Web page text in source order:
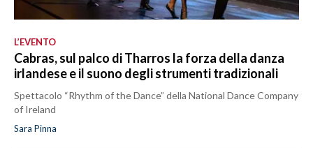
L’EVENTO
Cabras, sul palco di Tharros la forza della danza
irlandese e il suono degli strumenti tradizionali
Spettacolo “Rhythm of the Dance” della National Dance Company
of Ireland
Sara Pinna